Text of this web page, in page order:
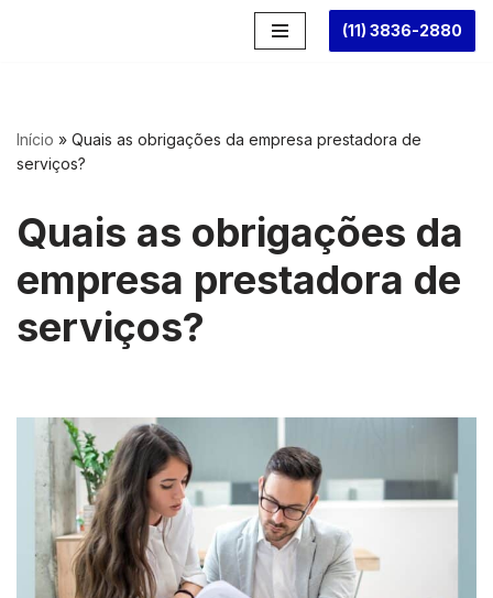
conteúdo
(11) 3836-2880
Início » Quais as obrigações da empresa prestadora de
serviços?
Quais as obrigações da
empresa prestadora de
serviços?